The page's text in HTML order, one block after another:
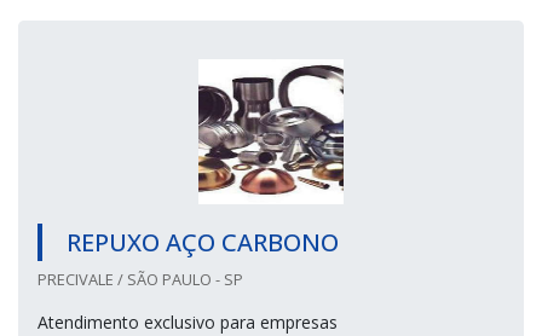
REPUXO AÇO CARBONO
PRECIVALE / SÃO PAULO - SP
Atendimento exclusivo para empresas